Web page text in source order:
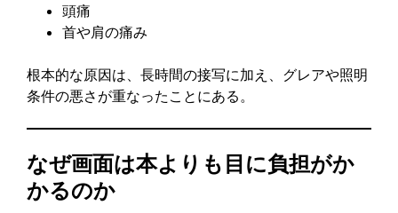
頭痛
首や肩の痛み
根本的な原因は、長時間の接写に加え、グレアや照明
条件の悪さが重なったことにある。
なぜ画面は本よりも目に負担がか
かるのか